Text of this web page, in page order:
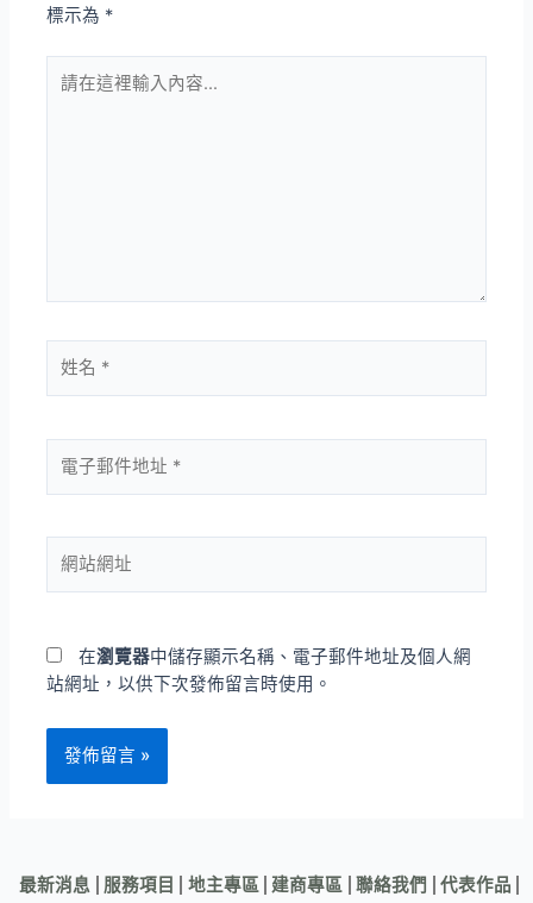
標示為 *
在瀏覽器中儲存顯示名稱、電子郵件地址及個人網
站網址，以供下次發佈留言時使用。
最新消息 服務項目 地主專區 建商專區 聯絡我們 代表作品